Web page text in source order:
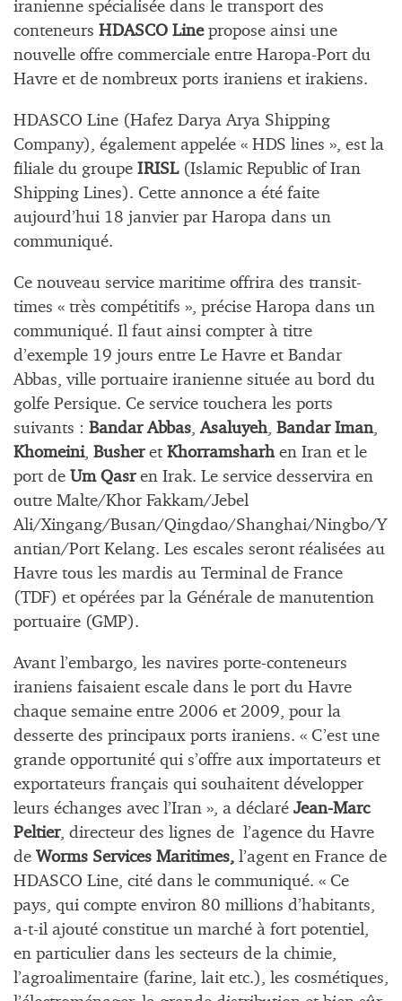
iranienne spécialisée dans le transport des
conteneurs HDASCO Linepropose ainsi une
nouvelle offre commerciale entre Haropa-Port du
Havre et de nombreux ports iraniens et irakiens.
HDASCO Line (Hafez Darya Arya Shipping
Company), également appelée « HDS lines », est la
filiale du groupe IRISL(Islamic Republic of Iran
Shipping Lines). Cette annonce a été faite
aujourd’hui 18 janvier par Haropa dans un
communiqué.
Ce nouveau service maritime offrira des transit-
times « très compétitifs », précise Haropa dans un
communiqué. Il faut ainsi compter à titre
d’exemple 19 jours entre Le Havre et Bandar
Abbas, ville portuaire iranienne située au bord du
golfe Persique. Ce service touchera les ports
suivants : Bandar Abbas,Asaluyeh, Bandar Iman,
Khomeini, Busheret Khorramsharhen Iran et le
port de Um Qasren Irak. Le service desservira en
outre Malte/Khor Fakkam/Jebel
Ali/Xingang/Busan/Qingdao/Shanghai/Ningbo/Y
antian/Port Kelang. Les escales seront réalisées au
Havre tous les mardis au Terminal de France
(TDF) et opérées par la Générale de manutention
portuaire (GMP).
Avant l’embargo, les navires porte-conteneurs
iraniens faisaient escale dans le port du Havre
chaque semaine entre 2006 et 2009, pour la
desserte des principaux ports iraniens. « C’est une
grande opportunité qui s’offre aux importateurs et
exportateurs français qui souhaitent développer
leurs échanges avec l’Iran », a déclaré Jean-Marc
Peltier, directeur des lignes de l’agence du Havre
de Worms Services Maritimes, l’agent en France de
HDASCO Line, cité dans le communiqué. « Ce
pays, qui compte environ 80 millions d’habitants,
a-t-il ajouté constitue un marché à fort potentiel,
en particulier dans les secteurs de la chimie,
l’agroalimentaire (farine, lait etc.), les cosmétiques,